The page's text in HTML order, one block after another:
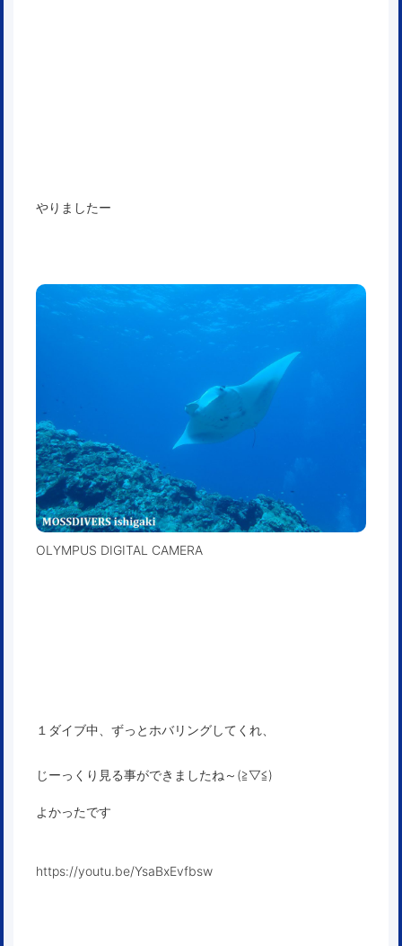
やりましたー
OLYMPUS DIGITAL CAMERA
１ダイブ中、ずっとホバリングしてくれ、
じーっくり見る事ができましたね～(≧▽≦)
よかったです
https://youtu.be/YsaBxEvfbsw